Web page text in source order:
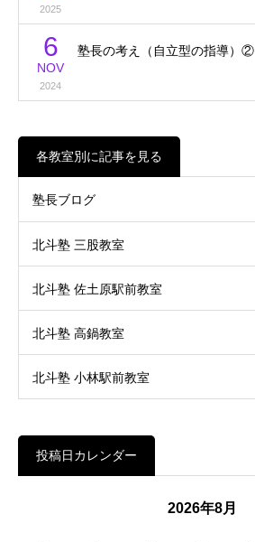
2025
6
NOV
2024
塾長の考え（自立型の指導）②
各教室別に記事を見る
塾長ブログ
北斗塾 三股教室
北斗塾 佐土原駅前教室
北斗塾 高鍋教室
北斗塾 小林駅前教室
投稿日カレンダー
2026年8月